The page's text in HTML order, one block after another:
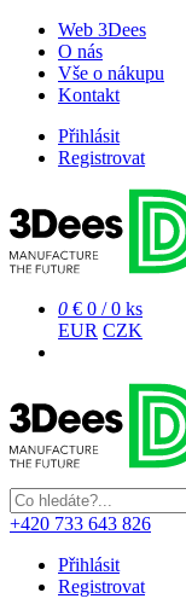
Web 3Dees
O nás
Vše o nákupu
Kontakt
Přihlásit
Registrovat
0 € 0 /0 ks
EUR CZK
+420 733 643 826
Přihlásit
Registrovat